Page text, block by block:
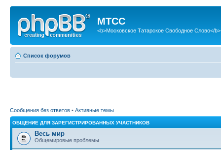
МТСС
<b>Московское Татарское Свободное Слово</b>
Список форумов
Сообщения без ответов • Активные темы
ОБЩЕНИЕ ДЛЯ ЗАРЕГИСТРИРОВАННЫХ УЧАСТНИКОВ
Весь мир
Общемировые проблемы